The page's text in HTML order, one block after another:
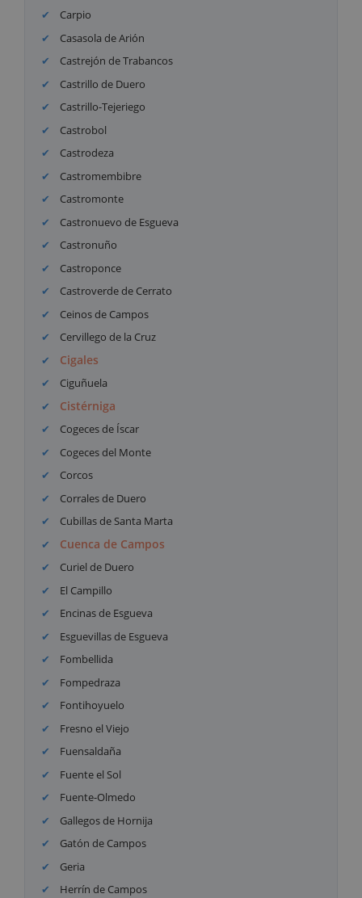
Carpio
Casasola de Arión
Castrejón de Trabancos
Castrillo de Duero
Castrillo-Tejeriego
Castrobol
Castrodeza
Castromembibre
Castromonte
Castronuevo de Esgueva
Castronuño
Castroponce
Castroverde de Cerrato
Ceinos de Campos
Cervillego de la Cruz
Cigales
Ciguñuela
Cistérniga
Cogeces de Íscar
Cogeces del Monte
Corcos
Corrales de Duero
Cubillas de Santa Marta
Cuenca de Campos
Curiel de Duero
El Campillo
Encinas de Esgueva
Esguevillas de Esgueva
Fombellida
Fompedraza
Fontihoyuelo
Fresno el Viejo
Fuensaldaña
Fuente el Sol
Fuente-Olmedo
Gallegos de Hornija
Gatón de Campos
Geria
Herrín de Campos